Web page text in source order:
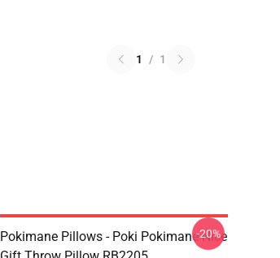
1 / 1
Pokimane Pillows - Poki Pokimane Nice
-20%